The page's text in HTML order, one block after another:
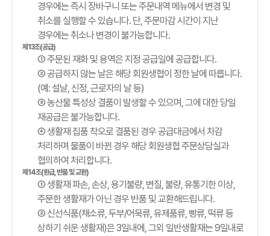
경우에는 즉시 장바구니 또는 주문내역 메뉴에서 변경 및
취소를 실행할 수 있습니다. 단, 주문마감 시간이 지난
경우에는 취소나 변경이 불가능합니다.
제13조(공급)
① 주문된 재화 및 용역은 지정 공급일에 공급합니다.
② 공급하지 않는 날은 해당 회원생협이 정한 날에 따릅니다.
(예: 설날, 신정, 근로자의 날 등)
③ 농산물 특성상 결품이 발생할 수 있으며, 그에 대한 당일
재공급은 불가능합니다.
④ 생활재 집품 착오로 결품된 경우 공급대금에서 차감
처리하며 물품이 바뀐 경우 해당 회원생협 주문상담실과
협의하여 처리합니다.
제14조(환급, 반품 및 교환)
① 생활재 파손, 손상, 용기불량, 변질, 불량, 유통기한 이상,
주문한 생활재가 아닌 경우 반품 및 교환해드립니다.
② 신선식품(채소류, 두부/어묵류, 유제품류, 빵류, 떡류 등
상하기 쉬운 생활재)은 3일내에, 그외 일반생활재는 9일내로